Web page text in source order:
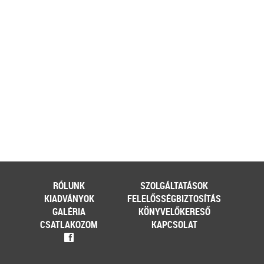
RÓLUNK
SZOLGÁLTATÁSOK
KIADVÁNYOK
FELELŐSSÉGBIZTOSÍTÁS
GALÉRIA
KÖNYVELŐKERESŐ
CSATLAKOZOM
KAPCSOLAT
f